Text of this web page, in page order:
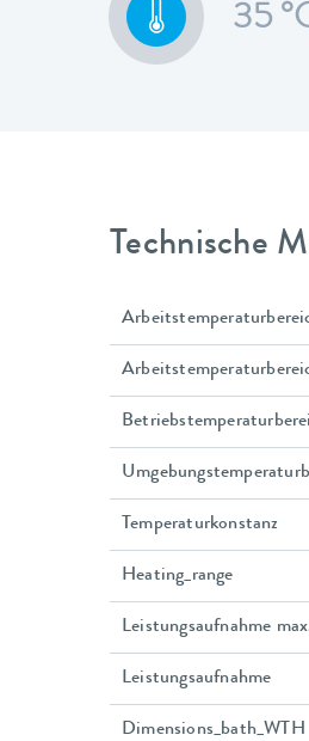
35
Technische
Temperaturkonstanz
Heating_range
Leistungsaufnahme
Leistungsaufnahme
Dimensions_bath_WTH